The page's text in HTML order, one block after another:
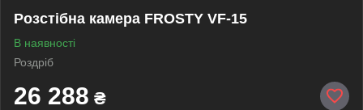
Розстібна камера FROSTY VF-15
В наявності
Роздріб
26 288 ₴